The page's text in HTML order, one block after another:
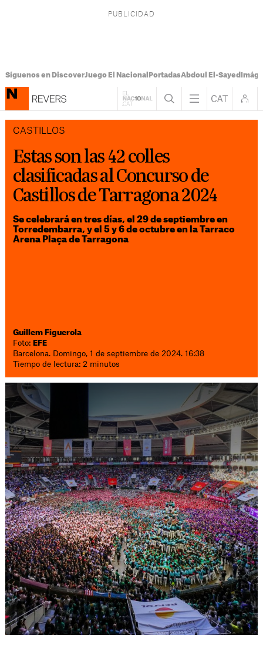
Síguenos en DiscoverJuego El Nacional PortadasAbdoul El-Sayed
CASTILLOS
Estas son las 42 colles
clasificadas al Concurso de
Castillos de Tarragona 2024
Se celebrará en tres días, el 29 de septiembre en
Torredembarra, y el 5 y 6 de octubre en la Tarraco
Arena Plaça de Tarragona
Guillem Figuerola
Foto: EFE
Barcelona. Domingo, 1 de septiembre de 2024. 16:38
Tiempo de lectura: 2 minutos